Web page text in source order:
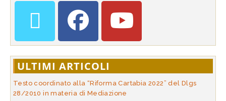
ULTIMI ARTICOLI
Testo coordinato alla “Riforma Cartabia 2022” del Dlgs
28/2010 in materia di Mediazione